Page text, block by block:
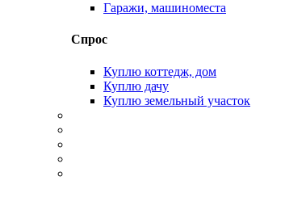
Гаражи, машиноместа
Спрос
Куплю коттедж, дом
Куплю дачу
Куплю земельный участок